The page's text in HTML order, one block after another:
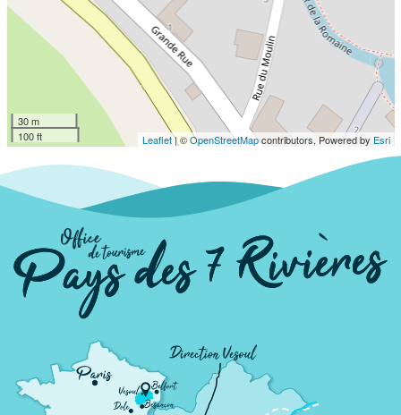
30 m
100 ft
Leaflet| ©OpenStreetMapcontributors, Powered by Esri